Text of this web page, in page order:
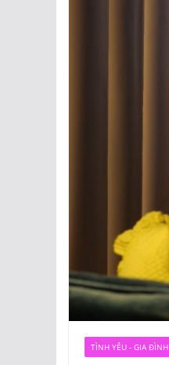
TÌNH YÊU - GIA ĐÌNH